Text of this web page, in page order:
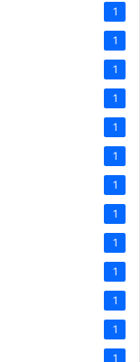
1
1
1
1
1
1
1
1
1
1
1
1
1